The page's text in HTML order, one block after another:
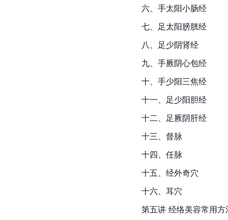
六、手太阳小肠经
七、足太阳膀胱经
八、足少阴肾经
九、手厥阴心包经
十、手少阳三焦经
十一、足少阳胆经
十二、足厥阴肝经
十三、督脉
十四、任脉
十五、经外奇穴
十六、耳穴
第五讲 经络美容常用方